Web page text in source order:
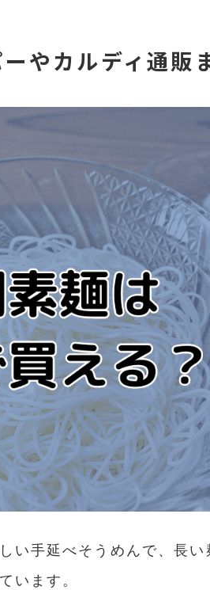
やカルディ通販
い手延べそうめんで、長
います。